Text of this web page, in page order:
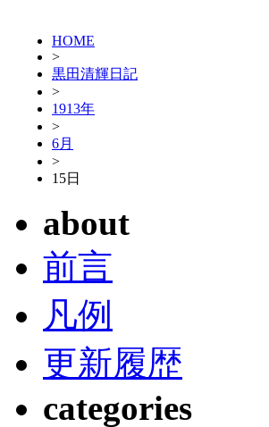
HOME
>
黒田清輝日記
>
1913年
>
6月
>
15日
about
前言
凡例
更新履歴
categories